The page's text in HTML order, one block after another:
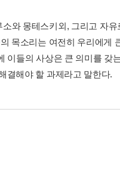
소와 몽테스키외, 그리고 자
목소리는 여전히 우리에게
이들의 사상은 큰 의미를 갖
결해야 할 과제라고 말한다.